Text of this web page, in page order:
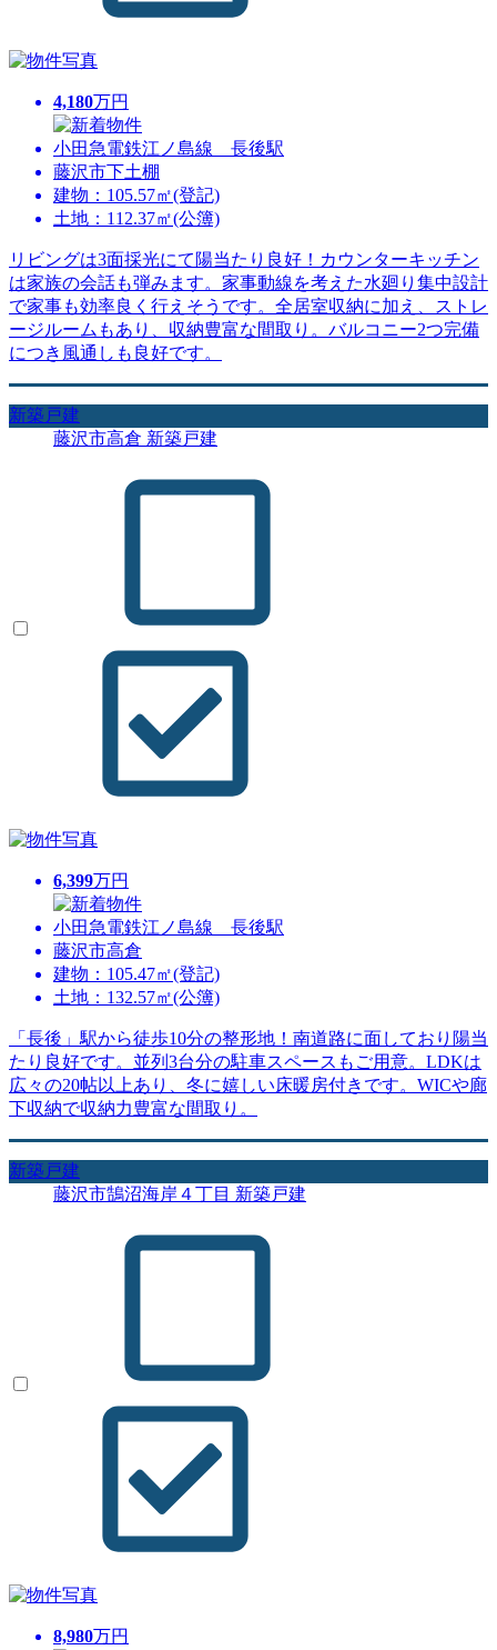
4,180万円
小田急電鉄江ノ島線 長後駅
藤沢市下土棚
建物：105.57㎡(登記)
土地：112.37㎡(公簿)
リビングは3面採光にて陽当たり良好！カウンターキッチン
は家族の会話も弾みます。家事動線を考えた水廻り集中設計
で家事も効率良く行えそうです。全居室収納に加え、ストレ
ージルームもあり、収納豊富な間取り。バルコニー2つ完備
につき風通しも良好です。
新築戸建
藤沢市高倉 新築戸建
6,399万円
小田急電鉄江ノ島線 長後駅
藤沢市高倉
建物：105.47㎡(登記)
土地：132.57㎡(公簿)
「長後」駅から徒歩10分の整形地！南道路に面しており陽当
たり良好です。並列3台分の駐車スペースもご用意。LDKは
広々の20帖以上あり、冬に嬉しい床暖房付きです。WICや廊
下収納で収納力豊富な間取り。
新築戸建
藤沢市鵠沼海岸４丁目 新築戸建
8,980万円